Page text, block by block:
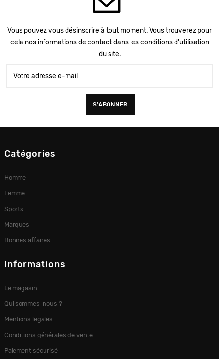
Vous pouvez vous désinscrire à tout moment. Vous trouverez pour
cela nos informations de contact dans les conditions d'utilisation
du site.
Catégories
Homme
Femme
Sports
Marques
Bonnes affaires
Informations
Le magasin
Qui sommes-nous ?
Mentions légales
Conditions générales de vente
Paiement sécurisé